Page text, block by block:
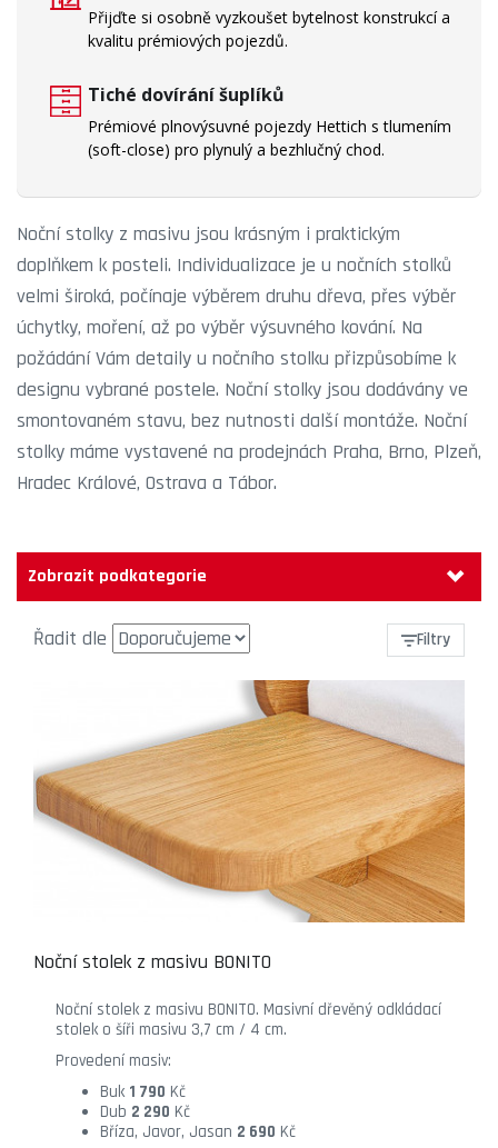
Přijďte si osobně vyzkoušet bytelnost konstrukcí a
kvalitu prémiových pojezdů.
Tiché dovírání šuplíků
Prémiové plnovýsuvné pojezdy Hettich s tlumením
(soft-close) pro plynulý a bezhlučný chod.
Noční stolky z masivu jsou krásným i praktickým
doplňkem k posteli. Individualizace je u nočních stolků
velmi široká, počínaje výběrem druhu dřeva, přes výběr
úchytky, moření, až po výběr výsuvného kování. Na
požádání Vám detaily u nočního stolku přizpůsobíme k
designu vybrané postele. Noční stolky jsou dodávány ve
smontovaném stavu, bez nutnosti další montáže. Noční
stolky máme vystavené na prodejnách Praha, Brno, Plzeň,
Hradec Králové, Ostrava a Tábor.
Zobrazit podkategorie
Řadit dle Filtry
Noční stolek z masivu BONITO
Noční stolek z masivu BONITO. Masivní dřevěný odkládací
stolek o šíři masivu 3,7 cm / 4 cm.
Provedení masiv:
Buk 1 790 Kč
Dub 2 290 Kč
Bříza, Javor, Jasan 2 690 Kč